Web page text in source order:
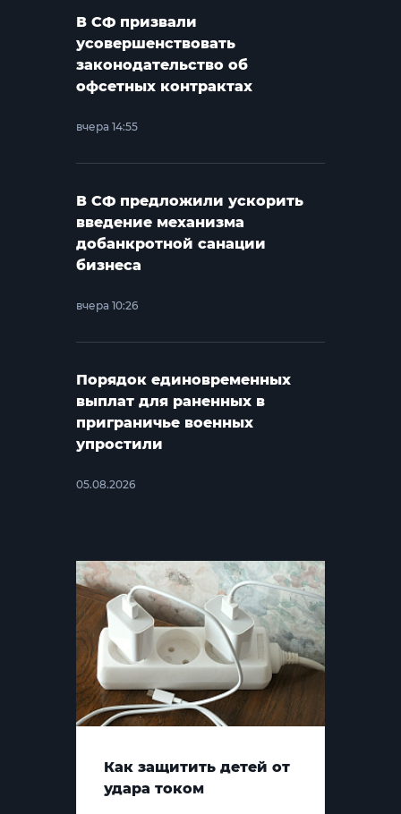
В СФ призвали
усовершенствовать
законодательство об
офсетных контрактах
вчера 14:55
В СФ предложили ускорить
введение механизма
добанкротной санации
бизнеса
вчера 10:26
Порядок единовременных
выплат для раненных в
приграничье военных
упростили
05.08.2026
Как защитить детей от
удара током